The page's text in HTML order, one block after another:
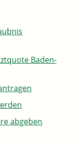
Baden-
abgeben